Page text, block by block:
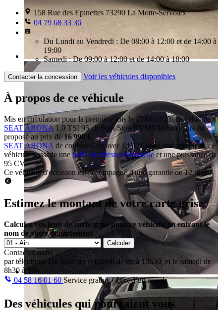
158 Rue des Epinettes 73290 La Motte-Servolex
04 79 68 33 36
Du Lundi au Vendredi : De 08:00 à 12:00 et de 14:00 à
19:00
Samedi : De 09:00 à 12:00 et de 14:00 à 18:00
Contacter la concession Voir les véhicules disponibles
À propos de ce véhicule
Mis en circulation pour la première fois le 15/06/2023, ce véhicule
SEAT ARONA1.0 TSI 95 ch Start/Stop BVM5 Urban vous est
proposé au prix de16 990 €.
SEAT ARONA de couleur Gris avec 14 921 km à son compteur, ce
véhicule possède uneboîte de vitesses Manuelle et une puissance de
95 CV.
Ce véhicule d'occasion est accompagné d'une garantie de 12 mois.
Estimez le montant de votre carte grise
Calculez vos frais de carte grise pour ce véhicule en entrant le
nom de votre département
Calculer
Contactez-nous
par téléphone Du lundi au vendredi de 8h à 18h30, et le samedi de
8h30 à 18h.
04 58 16 01 60 Service gratuit + prix d’un appel
Des véhicules qui pourraient vous